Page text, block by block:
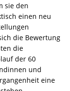
sie den
einen neu
die Bewertung
die
der 60
und
eine